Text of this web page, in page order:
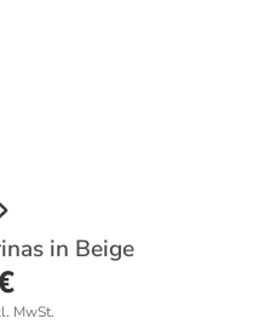
in Beige
MwSt.